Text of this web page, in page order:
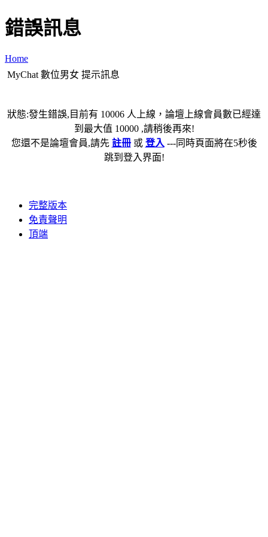
錯誤訊息
Home
MyChat 數位男女 提示訊息
狀態:發生錯誤,目前有 10006 人上線，論壇上線會員數已經達
到最大值 10000 ,請稍後再來!
您還不是論壇會員,請先 註冊或 登入 ---同時頁面將在5秒後
跳到登入界面!
完整版本
免責聲明
頂端